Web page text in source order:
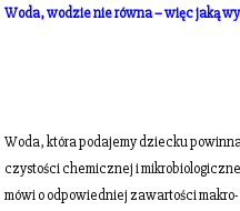
Woda, wodzie nie równa – więc jaką
Woda, która podajemy dziecku
czystości chemicznej i
mówi o odpowiedniej zawartości makro-